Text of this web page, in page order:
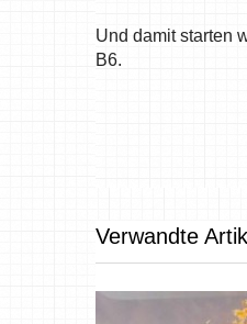
Und damit starten
B6.
Verwandte